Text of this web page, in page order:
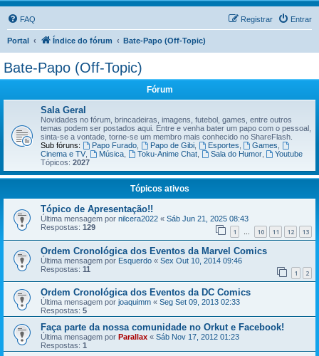
FAQ Entrar
Registrar
Portal Índice do fórum Bate-Papo (Off-Topic)
Bate-Papo (Off-Topic)
Fórum
Sala Geral
Novidades no fórum, brincadeiras, imagens, futebol, games, entre outros
temas podem ser postados aqui. Entre e venha bater um papo com o pessoal,
sinta-se a vontade, torne-se um membro mais conhecido no ShareFlash.
Sub fóruns:
Papo Furado, Papo de Gibi, Esportes Games
Cinema e TV, Música, Toku-Anime Chat, Sala do Humor,
Youtube
Tópicos: 2027
Tópicos ativos
Tópico de Apresentação!!
Última mensagem por nilcera2022 « Sáb Jun 21, 2025 08:43
Respostas: 129 1 … 10 11 12 13
Ordem Cronológica dos Eventos da Marvel Comics
Última mensagem por Esquerdo « Sex Out 10, 2014 09:46
Respostas: 11 1 2
Ordem Cronológica dos Eventos da DC Comics
Última mensagem por joaquimm « Seg Set 09, 2013 02:33
Respostas: 5
Faça parte da nossa comunidade no Orkut e Facebook!
Última mensagem por Parallax « Sáb Nov 17, 2012 01:23
Respostas: 1